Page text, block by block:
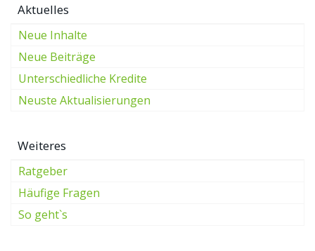
Aktuelles
Neue Inhalte
Neue Beiträge
Unterschiedliche Kredite
Neuste Aktualisierungen
Weiteres
Ratgeber
Häufige Fragen
So geht`s